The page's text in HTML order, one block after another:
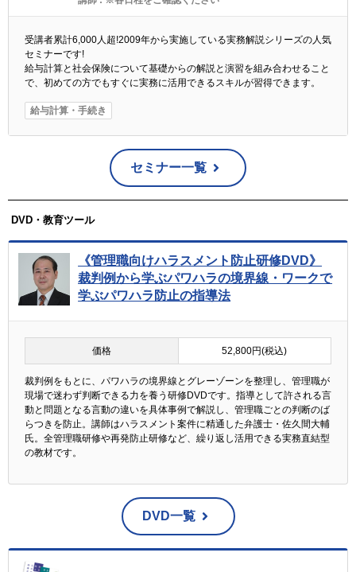
受講者累計6,000人超!2009年から実施している実務解説シリーズの人気
セミナーです!
給与計算と社会保険について基礎からの解説と演習を組み合わせること
で、初めての方でもすぐに実務に活用できるスキルが習得できます。
給与計算・手続き
セミナー一覧
DVD・教育ツール
《管理職向けハラスメント防止研修DVD》
裁判例から学ぶパワハラの境界線・ワークで
学ぶパワハラ防止の指導法
価格 52,800円(税込)
裁判例をもとに、パワハラの境界線とグレーゾーンを整理し、管理職が
現場で迷わず判断できる力を養う研修DVDです。指導として許される言
動と問題となる言動の違いを具体事例で解説し、管理職ごとの判断のば
らつきを防止。講師はハラスメント案件に精通した弁護士・佐久間大輔
氏。全管理職研修や再発防止研修など、繰り返し活用できる実務直結型
の教材です。
DVD一覧